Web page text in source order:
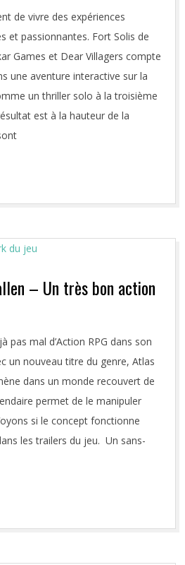
de vivre des expériences
et passionnantes. Fort Solis de
Games et Dear Villagers compte
une aventure interactive sur la
un thriller solo à la troisième
est à la hauteur de la
– Un très bon action
pas mal d’Action RPG dans son
un nouveau titre du genre, Atlas
dans un monde recouvert de
permet de le manipuler
si le concept fonctionne
les trailers du jeu. Un sans-